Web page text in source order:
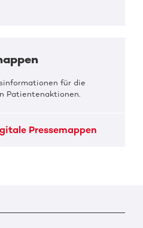
für die
Patientenaktionen.
Pressemappen